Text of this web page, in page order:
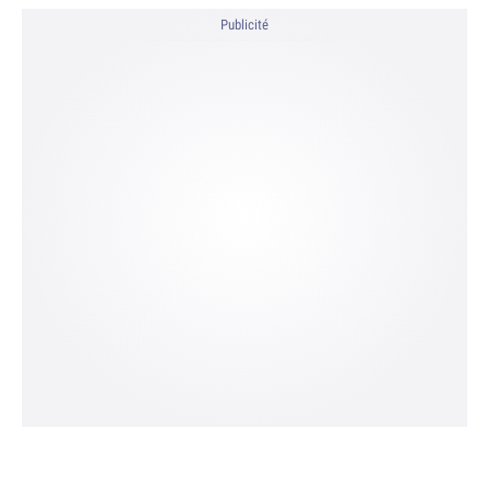
Publicité